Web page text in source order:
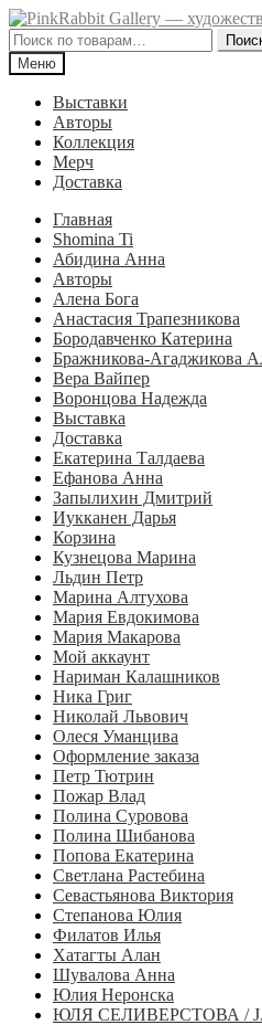
Перейти
к
навигации
Перейти
к
содержимому
Искать:
Меню
Выставки
Авторы
Коллекция
Мерч
Доставка
Главная
Shomina Ti
Абидина Анна
Авторы
Алена Бога
Анастасия Трапезникова
Бородавченко Катерина
Бражникова-Агаджикова
Вера Вайпер
Воронцова Надежда
Выставка
Доставка
Екатерина Талдаева
Ефанова Анна
Запылихин Дмитрий
Иукканен Дарья
Корзина
Кузнецова Марина
Льдин Петр
Марина Алтухова
Мария Евдокимова
Мария Макарова
Мой аккаунт
Нариман Калашников
Ника Григ
Николай Львович
Олеся Уманцива
Оформление заказа
Петр Тютрин
Пожар Влад
Полина Суровова
Полина Шибанова
Попова Екатерина
Светлана Растебина
Севастьянова Виктория
Степанова Юлия
Филатов Илья
Хатагты Алан
Шувалова Анна
Юлия Неронска
ЮЛЯ СЕЛИВЕРСТОВА /